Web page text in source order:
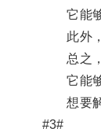
它能够
此外，
总之，
它能够
想要解
#3#